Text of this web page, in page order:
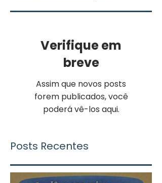
Verifique em
breve
Assim que novos posts
forem publicados, você
poderá vê-los aqui.
Posts Recentes